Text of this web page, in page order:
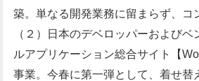
築。単なる開発業務に留まらず、コ
（２）日本のデベロッパーおよび
ルアプリケーション総合サイト【
事業。今春に第一弾として、着せ替